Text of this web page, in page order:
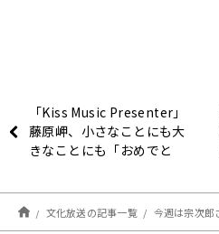
「Kiss Music Presenter」
藤原岬、小さなことにも大
きなことにも「おめでと
文化放送の記事一覧 今週は宗次郎さんの兄、野村